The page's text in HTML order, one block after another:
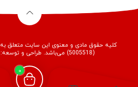
0
کلیه حقوق مادی و معنوی این سایت متعلق به
(5005518) می‌باشد. طراحی و توسعه: